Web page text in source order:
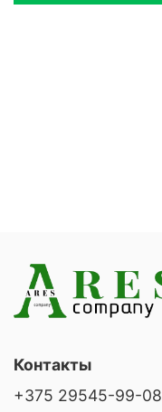
Контакты
+375 29545-99-08